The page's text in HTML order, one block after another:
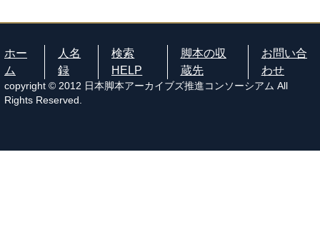
ホー
ム
人名
録
検索
HELP
脚本の収
蔵先
お問い合
わせ
copyright © 2012 日本脚本アーカイブズ推進コンソーシアム All
Rights Reserved.